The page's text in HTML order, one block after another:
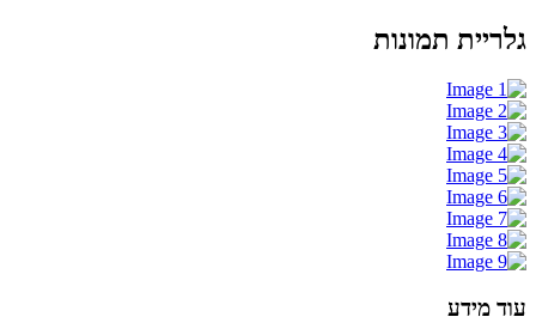
גלריית תמונות
עוד מידע